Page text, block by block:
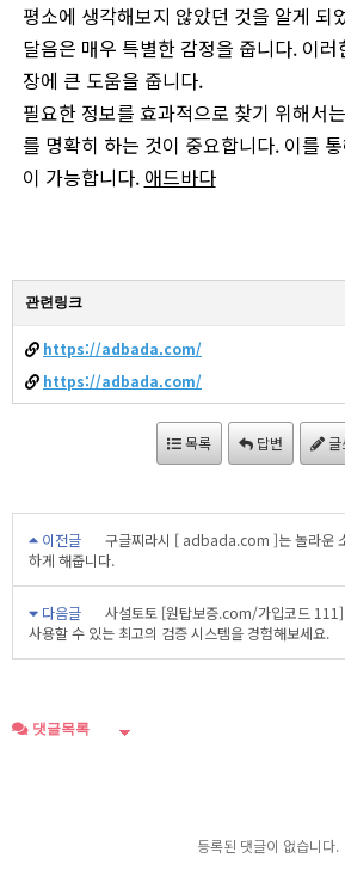
평소에 생각해보지 않았던 것을 알게 되
달음은 매우 특별한 감정을 줍니다. 이
장에 큰 도움을 줍니다.
필요한 정보를 효과적으로 찾기 위해서
를 명확히 하는 것이 중요합니다. 이를
이 가능합니다. 애드바다
관련링크
https://adbada.com/
https://adbada.com/
목록 답변 글
이전글
구글찌라시 [ adbada.com ]는 놀라운
하게 해줍니다.
다음글
사설토토 [원탑보증.com/가입코드 111]
사용할 수 있는 최고의 검증 시스템을 경험해보세요.
댓글목록
등록된 댓글이 없습니다.